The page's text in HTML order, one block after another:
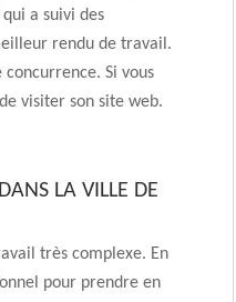
a suivi des
rendu de travail.
Si vous
visiter son site web.
LA VILLE DE
très complexe. En
pour prendre en